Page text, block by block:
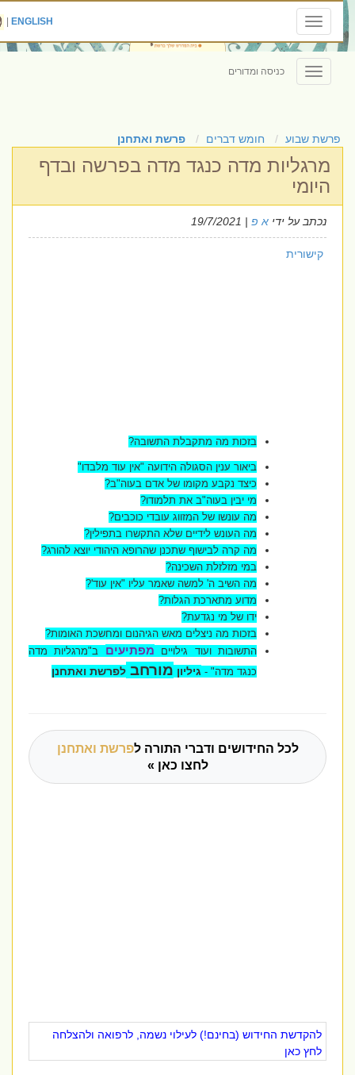
Toggle
navigation
ENGLISH
|
Toggle
navigation
כניסה ומדורים
פרשת שבוע חומש דברים פרשת ואתחנן
מרגליות מדה כנגד מדה בפרשה ובדף
היומי
נכתב על ידיא פ| 19/7/2021
קישורית
בזכות מה מתקבלת התשובה?
ביאור ענין הסגולה הידועה"אין עוד מלבדו"
כיצד נקבע מקומו של אדם בעוה"ב?
מי יבין בעוה"ב את תלמודו?
מה עונשו של המזווג עובדי כוכבים?
מה העונש לידיים שלא התקשרו בתפילין?
מה קרה לבישוף שתכנן שהרופא היהודי יוצא להורג?
במי מזלזלת השכינה?
מה השיב ה' למשה שאמר עליו "אין עוד'?
מדוע מתארכת הגלות?
ידו של מי נגדעת?
בזכות מה ניצלים מאש הגיהנום ומחשכת האומות?
התשובות ועוד גילוייםמפתיעיםב"מרגליות מדה
כנגד מדה" -גיליוןמורחבלפרשת ואתחנן
לכל החידושים ודברי התורה לפרשת ואתחנן
לחצו כאן »
להקדשת החידוש (בחינם!) לעילוי נשמה, לרפואה ולהצלחה
לחץ כאן